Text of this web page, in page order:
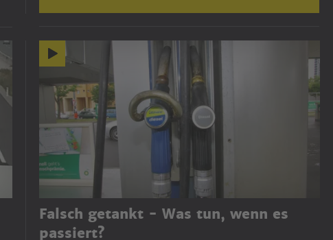
Falsch getankt - Was tun, wenn es
passiert?